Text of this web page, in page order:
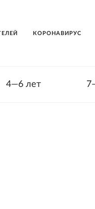
КОРОНАВИРУС
4—6 лет